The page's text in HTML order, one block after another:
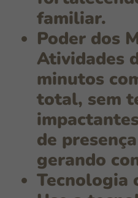
familiar.
Poder dos
Atividades
minutos
total, sem
de
gerando
Tecnologia